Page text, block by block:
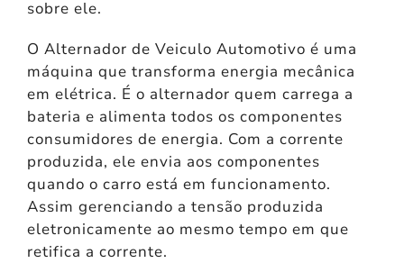
sobre ele.
O Alternador de Veiculo Automotivo é uma
máquina que transforma energia mecânica
em elétrica. É o alternador quem carrega a
bateria e alimenta todos os componentes
consumidores de energia. Com a corrente
produzida, ele envia aos componentes
quando o carro está em funcionamento.
Assim gerenciando a tensão produzida
eletronicamente ao mesmo tempo em que
retifica a corrente.